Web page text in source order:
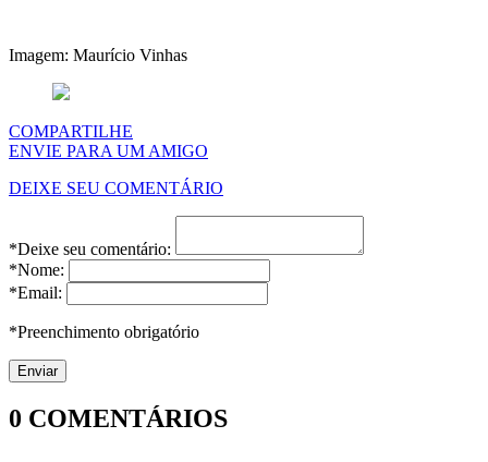
Imagem: Maurício Vinhas
COMPARTILHE
ENVIE PARA UM AMIGO
DEIXE SEU COMENTÁRIO
*Deixe seu comentário:
*Nome:
*Email:
*Preenchimento obrigatório
0 COMENTÁRIOS